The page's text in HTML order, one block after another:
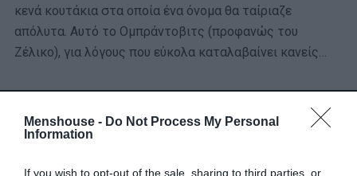
Menshouse - Do Not Process My Personal
Information
If you wish to opt-out of the sale, sharing to third parties, or
κενά κουτάκια στα οποία ένα όνομα θα ταίριαζε
απόλυτα. Αυτό το Ομπράντοβιτς (προφανώς του
Ζέλικο), για λόγους που εύκολα καταλαβαίνει κανείς…